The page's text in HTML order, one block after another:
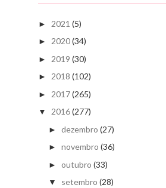
► 2021 (5)
► 2020(34)
► 2019 (30)
► 2018 (102)
► 2017(265)
▼ 2016(277)
► dezembro (27)
► novembro (36)
► outubro (33)
▼ setembro (28)